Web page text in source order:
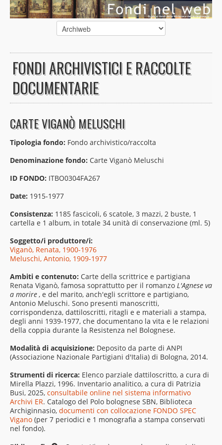
FONDI ARCHIVISTICI E RACCOLTE
DOCUMENTARIE
CARTE VIGANÒ MELUSCHI
Tipologia fondo: Fondo archivistico/raccolta
Denominazione fondo: Carte Viganò Meluschi
ID FONDO: ITBO0304FA267
Date: 1915-1977
Consistenza: 1185 fascicoli, 6 scatole, 3 mazzi, 2 buste, 1
cartella e 1 album, in totale 34 unità di conservazione (ml. 5)
Soggetto/i produttore/i:
Viganò, Renata, 1900-1976
Meluschi, Antonio, 1909-1977
Ambiti e contenuto: Carte della scrittrice e partigiana
Renata Viganò, famosa soprattutto per il romanzo L'Agnese va
a morire, e del marito, anch'egli scrittore e partigiano,
Antonio Meluschi. Sono presenti manoscritti,
corrispondenza, dattiloscritti, ritagli e e materiali a stampa,
degli anni 1939-1977, che documentano la vita e le relazioni
della coppia durante la Resistenza nel Bolognese.
Modalità di acquisizione: Deposito da parte di ANPI
(Associazione Nazionale Partigiani d'Italia) di Bologna, 2014.
Strumenti di ricerca: Elenco parziale dattiloscritto, a cura di
Mirella Plazzi, 1996. Inventario analitico, a cura di Patrizia
Busi, 2025, consultabile online nel sistema informativo
Archivi ER. Catalogo del Polo bolognese SBN, Biblioteca
Archiginnasio, documenti con collocazione FONDO SPEC
Vigano (per 7 periodici e 1 monografia a stampa conservati
nel fondo).